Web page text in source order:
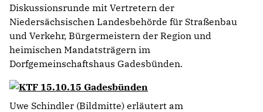
Diskussionsrunde mit Vertretern der
Niedersächsischen Landesbehörde für Straßenbau
und Verkehr, Bürgermeistern der Region und
heimischen Mandatsträgern im
Dorfgemeinschaftshaus Gadesbünden.
Uwe Schindler (Bildmitte) erläutert am